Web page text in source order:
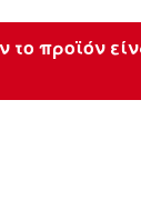
το προϊόν